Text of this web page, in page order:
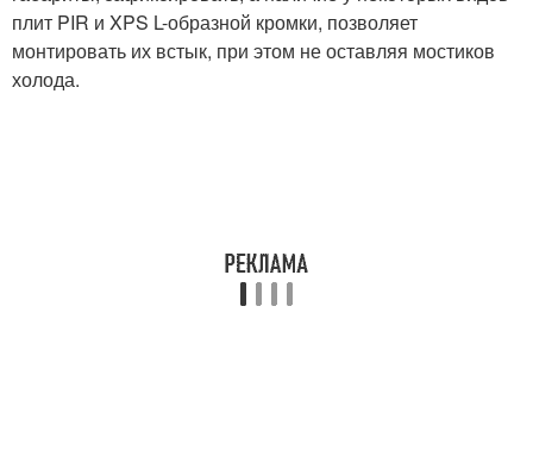
плит PIR и XPS L-образной кромки, позволяет
монтировать их встык, при этом не оставляя мостиков
холода.